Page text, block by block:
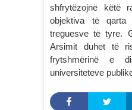
shfrytëzojnë këtë
objektiva të qarta
treguesve të tyre.
Arsimit duhet të
frytshmërinë e
universiteteve